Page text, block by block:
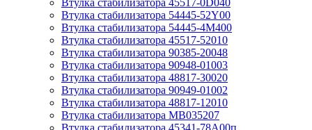
Втулка стабилизатора 45517-0D040
Втулка стабилизатора 54445-52Y00
Втулка стабилизатора 54445-4M400
Втулка стабилизатора 45517-52010
Втулка стабилизатора 90385-20048
Втулка стабилизатора 90948-01003
Втулка стабилизатора 48817-30020
Втулка стабилизатора 90949-01002
Втулка стабилизатора 48817-12010
Втулка стабилизатора MB035207
Втулка стабилизатора 45341-78A00п